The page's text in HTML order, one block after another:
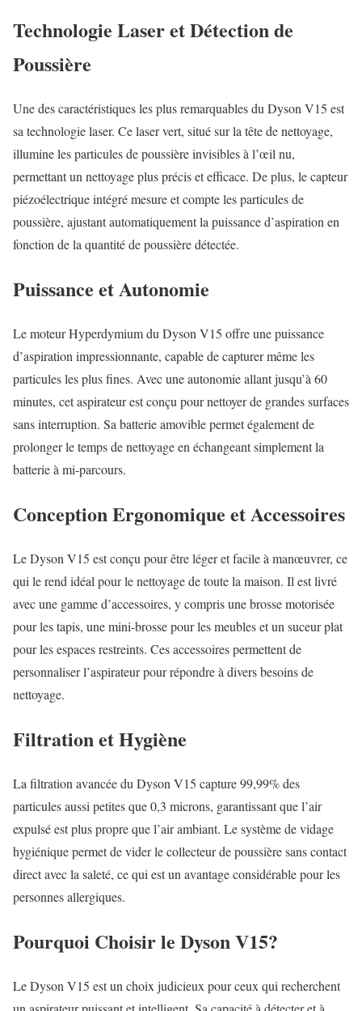
Technologie Laser et Détection de
Poussière
Une des caractéristiques les plus remarquables du Dyson V15 est
sa technologie laser. Ce laser vert, situé sur la tête de nettoyage,
illumine les particules de poussière invisibles à l’œil nu,
permettant un nettoyage plus précis et efficace. De plus, le capteur
piézoélectrique intégré mesure et compte les particules de
poussière, ajustant automatiquement la puissance d’aspiration en
fonction de la quantité de poussière détectée.
Puissance et Autonomie
Le moteur Hyperdymium du Dyson V15 offre une puissance
d’aspiration impressionnante, capable de capturer même les
particules les plus fines. Avec une autonomie allant jusqu’à 60
minutes, cet aspirateur est conçu pour nettoyer de grandes surfaces
sans interruption. Sa batterie amovible permet également de
prolonger le temps de nettoyage en échangeant simplement la
batterie à mi-parcours.
Conception Ergonomique et Accessoires
Le Dyson V15 est conçu pour être léger et facile à manœuvrer, ce
qui le rend idéal pour le nettoyage de toute la maison. Il est livré
avec une gamme d’accessoires, y compris une brosse motorisée
pour les tapis, une mini-brosse pour les meubles et un suceur plat
pour les espaces restreints. Ces accessoires permettent de
personnaliser l’aspirateur pour répondre à divers besoins de
nettoyage.
Filtration et Hygiène
La filtration avancée du Dyson V15 capture 99,99% des
particules aussi petites que 0,3 microns, garantissant que l’air
expulsé est plus propre que l’air ambiant. Le système de vidage
hygiénique permet de vider le collecteur de poussière sans contact
direct avec la saleté, ce qui est un avantage considérable pour les
personnes allergiques.
Pourquoi Choisir le Dyson V15?
Le Dyson V15 est un choix judicieux pour ceux qui recherchent